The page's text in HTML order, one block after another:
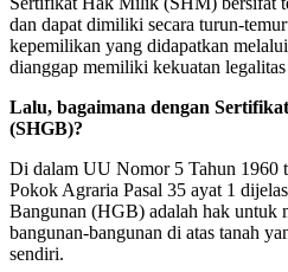
dan dapat dimiliki secara turun-
kepemilikan yang didapatkan
dianggap memiliki kekuatan
Lalu, bagaimana dengan
(SHGB)?
Di dalam UU Nomor 5 Tahun 1960
Pokok Agraria Pasal 35 ayat 1
Bangunan (HGB) adalah hak untuk
bangunan-bangunan di atas tanah
sendiri.